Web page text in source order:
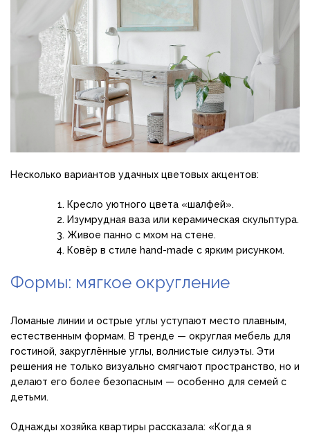
Несколько вариантов удачных цветовых акцентов:
Кресло уютного цвета «шалфей».
Изумрудная ваза или керамическая скульптура.
Живое панно с мхом на стене.
Ковёр в стиле hand-made с ярким рисунком.
Формы: мягкое округление
Ломаные линии и острые углы уступают место плавным,
естественным формам. В тренде — округлая мебель для
гостиной, закруглённые углы, волнистые силуэты. Эти
решения не только визуально смягчают пространство, но и
делают его более безопасным — особенно для семей с
детьми.
Однажды хозяйка квартиры рассказала: «Когда я